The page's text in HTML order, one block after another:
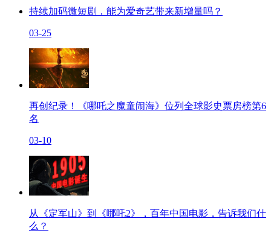
持续加码微短剧，能为爱奇艺带来新增量吗？
03-25
再创纪录！《哪吒之魔童闹海》位列全球影史票房榜第6
名
03-10
从《定军山》到《哪吒2》，百年中国电影，告诉我们什
么？